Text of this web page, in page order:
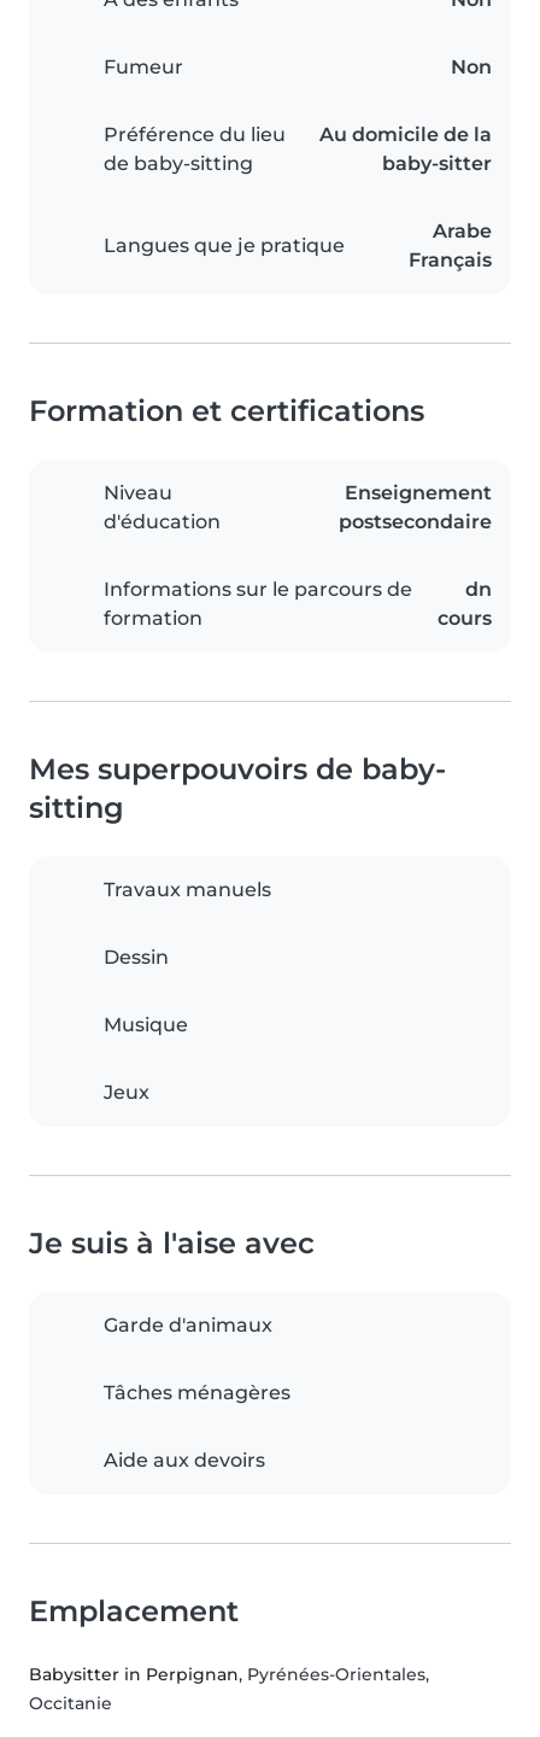
Fumeur Non
Préférence du lieu
de baby-sitting
Au domicile de la
baby-sitter
Langues que je pratique
Arabe
Français
Formation et certifications
Niveau
d'éducation
Enseignement
postsecondaire
Informations sur le parcours de
formation
dn
cours
Mes superpouvoirs de baby-
sitting
Travaux manuels
Dessin
Musique
Jeux
Je suis à l'aise avec
Garde d'animaux
Tâches ménagères
Aide aux devoirs
Emplacement
Babysitter in Perpignan, Pyrénées-Orientales,
Occitanie